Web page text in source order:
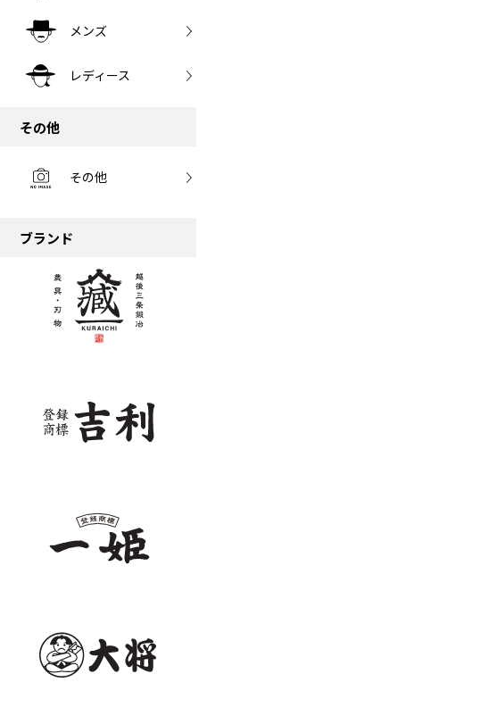
メンズ
レディース
その他
その他
ブランド